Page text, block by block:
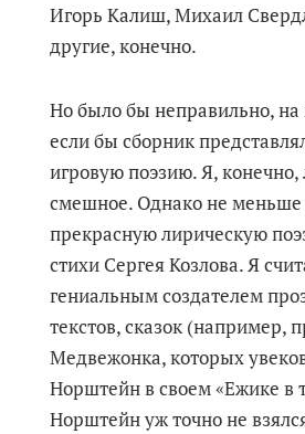
Игорь Калиш, Михаил
другие, конечно.
Но было бы неправильно, на
если бы сборник
игровую поэзию. Я,
смешное. Однако не
прекрасную лирическую
стихи Сергея Козлова. Я
гениальным создателем
текстов, сказок (например,
Медвежонка, которых
Норштейн в своем «Ежике в
Норштейн уж точно не